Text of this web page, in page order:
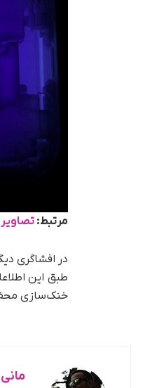
مرتبط:
طبق این
خنک‌سازی محفظه بخار را در
مانی